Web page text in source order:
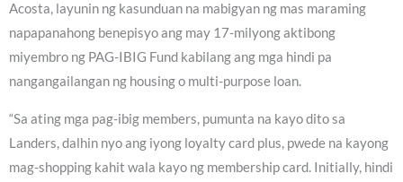
Acosta, layunin ng kasunduan na mabigyan ng mas maraming
napapanahong benepisyo ang may 17-milyong aktibong
miyembro ng PAG-IBIG Fund kabilang ang mga hindi pa
nangangailangan ng housing o multi-purpose loan.
“Sa ating mga pag-ibig members, pumunta na kayo dito sa
Landers, dalhin nyo ang iyong loyalty card plus, pwede na kayong
mag-shopping kahit wala kayo ng membership card. Initially, hindi